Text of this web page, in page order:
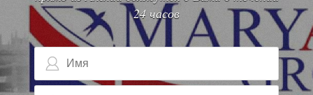
24 часов